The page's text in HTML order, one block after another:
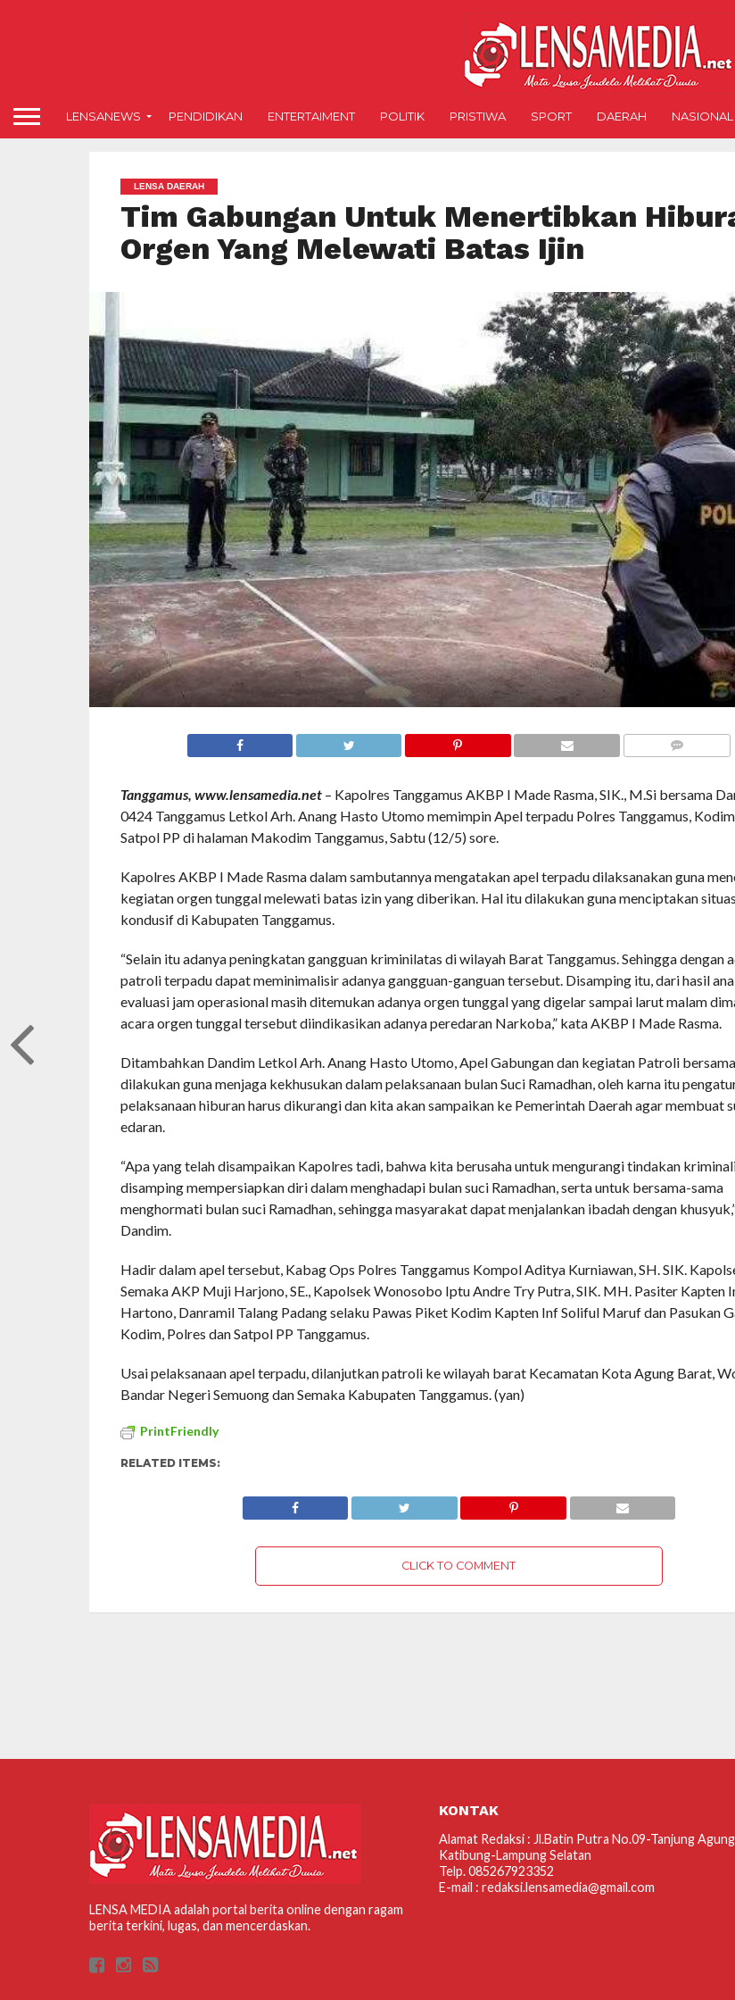
LENSANEWS PENDIDIKAN ENTERTAIMENT POLITIK PRISTIWA SPORT DAERAH NASIONAL
LENSA DAERAH
Tim Gabungan Untuk Menertibkan
Orgen Yang Melewati Batas Ijin
Tanggamus, www.lensamedia.net – Kapolres Tanggamus AKBP I Made Rasma, SIK., M.Si bersama
0424 Tanggamus Letkol Arh. Anang Hasto Utomo memimpin Apel terpadu Polres Tanggamus,
Satpol PP di halaman Makodim Tanggamus, Sabtu (12/5) sore.
Kapolres AKBP I Made Rasma dalam sambutannya mengatakan apel terpadu dilaksanakan guna
kegiatan orgen tunggal melewati batas izin yang diberikan. Hal itu dilakukan guna menciptakan
kondusif di Kabupaten Tanggamus.
“Selain itu adanya peningkatan gangguan kriminilatas di wilayah Barat Tanggamus. Sehingga dengan
patroli terpadu dapat meminimalisir adanya gangguan-ganguan tersebut. Disamping itu, dari hasil
evaluasi jam operasional masih ditemukan adanya orgen tunggal yang digelar sampai larut malam
acara orgen tunggal tersebut diindikasikan adanya peredaran Narkoba,” kata AKBP I Made Rasma.
Ditambahkan Dandim Letkol Arh. Anang Hasto Utomo, Apel Gabungan dan kegiatan Patroli
dilakukan guna menjaga kekhusukan dalam pelaksanaan bulan Suci Ramadhan, oleh karna itu
pelaksanaan hiburan harus dikurangi dan kita akan sampaikan ke Pemerintah Daerah agar membuat
edaran.
“Apa yang telah disampaikan Kapolres tadi, bahwa kita berusaha untuk mengurangi tindakan
disamping mempersiapkan diri dalam menghadapi bulan suci Ramadhan, serta untuk bersama-sama
menghormati bulan suci Ramadhan, sehingga masyarakat dapat menjalankan ibadah dengan
Dandim.
Hadir dalam apel tersebut, Kabag Ops Polres Tanggamus Kompol Aditya Kurniawan, SH. SIK.
Semaka AKP Muji Harjono, SE., Kapolsek Wonosobo Iptu Andre Try Putra, SIK. MH. Pasiter Kapten
Hartono, Danramil Talang Padang selaku Pawas Piket Kodim Kapten Inf Soliful Maruf dan Pasukan
Kodim, Polres dan Satpol PP Tanggamus.
Usai pelaksanaan apel terpadu, dilanjutkan patroli ke wilayah barat Kecamatan Kota Agung Barat,
Bandar Negeri Semuong dan Semaka Kabupaten Tanggamus. (yan)
PrintFriendly
RELATED ITEMS:
CLICK TO COMMENT
LENSA MEDIA adalah portal berita online dengan ragam
berita terkini, lugas, dan mencerdaskan.
KONTAK
Alamat Redaksi : Jl.Batin Putra No.09-Tanjung
Katibung-Lampung Selatan
Telp. 085267923352
E-mail : redaksi.lensamedia@gmail.com